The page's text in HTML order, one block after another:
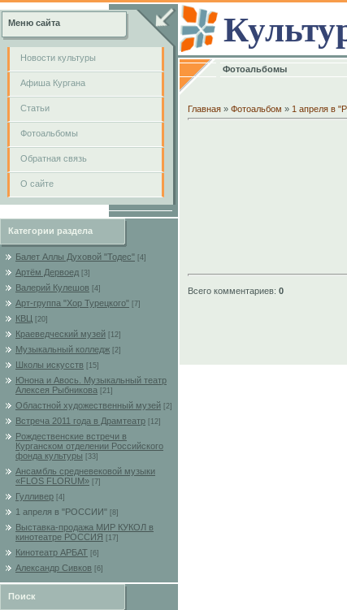
Меню сайта
Новости культуры
Афиша Кургана
Cтатьи
Фотоальбомы
Обратная связь
О сайте
Категории раздела
Балет Аллы Духовой "Тодес" [4]
Артём Дервоед [3]
Валерий Кулешов [4]
Арт-группа "Хор Турецкого" [7]
КВЦ [20]
Краеведческий музей [12]
Музыкальный колледж [2]
Школы искусств [15]
Юнона и Авось. Музыкальный театр
Алексея Рыбникова
[21]
Областной художественный музей [2]
Встреча 2011 года в Драмтеатр [12]
Рождественские встречи в
Курганском отделении Российского
фонда культуры
[33]
Ансамбль средневековой музыки
«FLOS FLORUM» [7]
Гулливер [4]
1 апреля в "РОССИИ" [8]
Выставка-продажа МИР КУКОЛ в
кинотеатре РОССИЯ
[17]
Кинотеатр АРБАТ [6]
Александр Сивков [6]
Поиск
Фотоальбомы
Главная » Фотоальбом » 1 апреля в
Всего комментариев: 0